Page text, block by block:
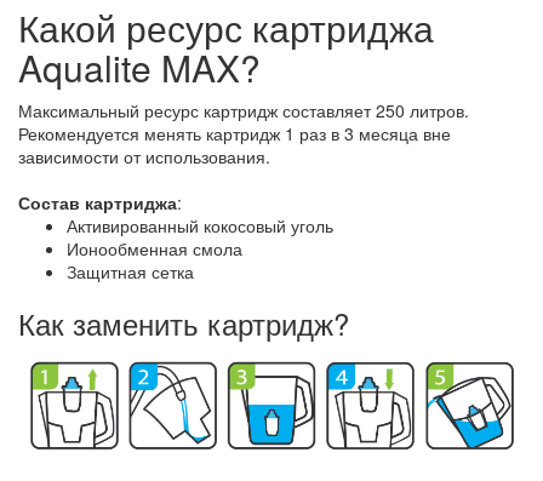
Какой ресурс картриджа
Aqualite MAX?
Максимальный ресурс картридж составляет 250 литров.
Рекомендуется менять картридж 1 раз в 3 месяца вне
зависимости от использования.
Состав картриджа:
Активированный кокосовый уголь
Ионообменная смола
Защитная сетка
Как заменить картридж?